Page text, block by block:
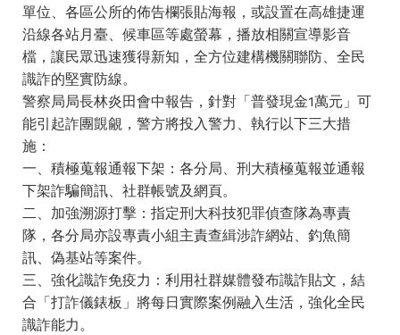
單位、各區公所的佈告欄張貼海報，或設置在高雄捷運
沿線各站月臺、候車區等處螢幕，播放相關宣導影音
檔，讓民眾迅速獲得新知，全方位建構機關聯防、全民
識詐的堅實防線。
警察局局長林炎田會中報告，針對「普發現金1萬元」可
能引起詐團覬覦，警方將投入警力、執行以下三大措
施：
一、積極蒐報通報下架：各分局、刑大積極蒐報並通報
下架詐騙簡訊、社群帳號及網頁。
二、加強溯源打擊：指定刑大科技犯罪偵查隊為專責
隊，各分局亦設專責小組主責查緝涉詐網站、釣魚簡
訊、偽基站等案件。
三、強化識詐免疫力：利用社群媒體發布識詐貼文，結
合「打詐儀錶板」將每日實際案例融入生活，強化全民
識詐能力。